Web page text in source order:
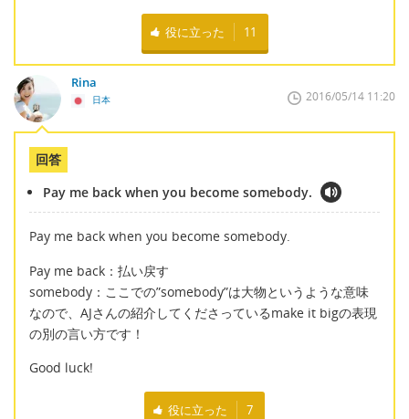
役に立った 11
Rina
日本 2016/05/14 11:20
回答
Pay me back when you become somebody.
Pay me back when you become somebody.
Pay me back：払い戻す
somebody：ここでの”somebody”は大物というような意味
なので、AJさんの紹介してくださっているmake it bigの表現
の別の言い方です！
Good luck!
役に立った 7